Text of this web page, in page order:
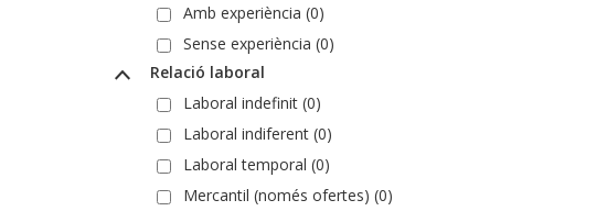
Amb experiència (0)
Sense experiència (0)
Relació laboral
Laboral indefinit (0)
Laboral indiferent (0)
Laboral temporal (0)
Mercantil (només ofertes) (0)